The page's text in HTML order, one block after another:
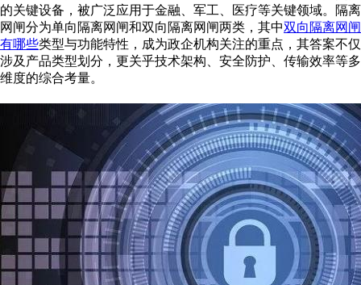
的关键设备，被广泛应用于金融、军工、医疗等关键领域。隔离
网闸分为单向隔离网闸和双向隔离网闸两类，其中双向隔离网闸
有哪些类型与功能特性，成为政企机构关注的重点，其答案不仅
涉及产品类型划分，更关乎技术架构、安全防护、传输效率等多
维度的综合考量。